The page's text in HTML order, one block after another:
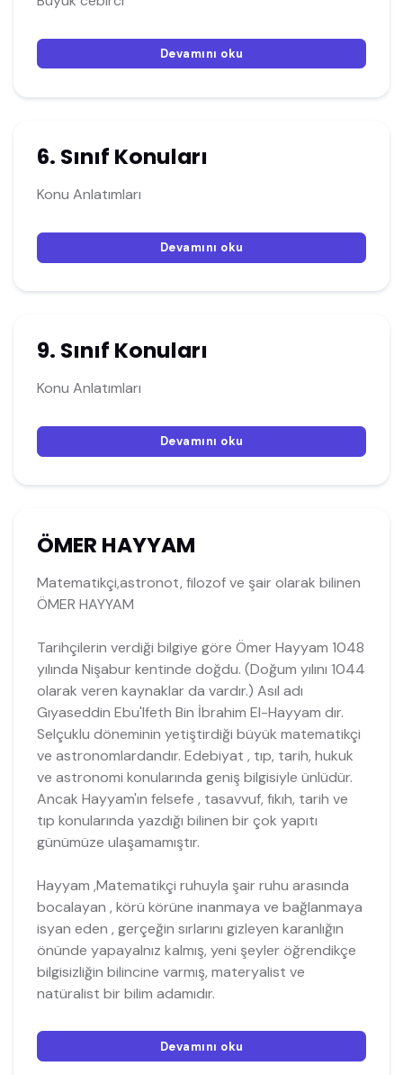
Devamını oku
6. Sınıf Konuları
Konu Anlatımları
Devamını oku
9. Sınıf Konuları
Konu Anlatımları
Devamını oku
ÖMER HAYYAM
Matematikçi,astronot, filozof ve şair olarak bilinen
ÖMER HAYYAM
Tarihçilerin verdiği bilgiye göre Ömer Hayyam 1048
yılında Nişabur kentinde doğdu. (Doğum yılını 1044
olarak veren kaynaklar da vardır.) Asıl adı
Gıyaseddin Ebu'lfeth Bin İbrahim El-Hayyam dır.
Selçuklu döneminin yetiştirdiği büyük matematikçi
ve astronomlardandır. Edebiyat , tıp, tarih, hukuk
ve astronomi konularında geniş bilgisiyle ünlüdür.
Ancak Hayyam'ın felsefe , tasavvuf, fıkıh, tarih ve
tıp konularında yazdığı bilinen bir çok yapıtı
günümüze ulaşamamıştır.
Hayyam ,Matematikçi ruhuyla şair ruhu arasında
bocalayan , körü körüne inanmaya ve bağlanmaya
isyan eden , gerçeğin sırlarını gizleyen karanlığın
önünde yapayalnız kalmış, yeni şeyler öğrendikçe
bilgisizliğin bilincine varmış, materyalist ve
natüralist bir bilim adamıdır.
Devamını oku